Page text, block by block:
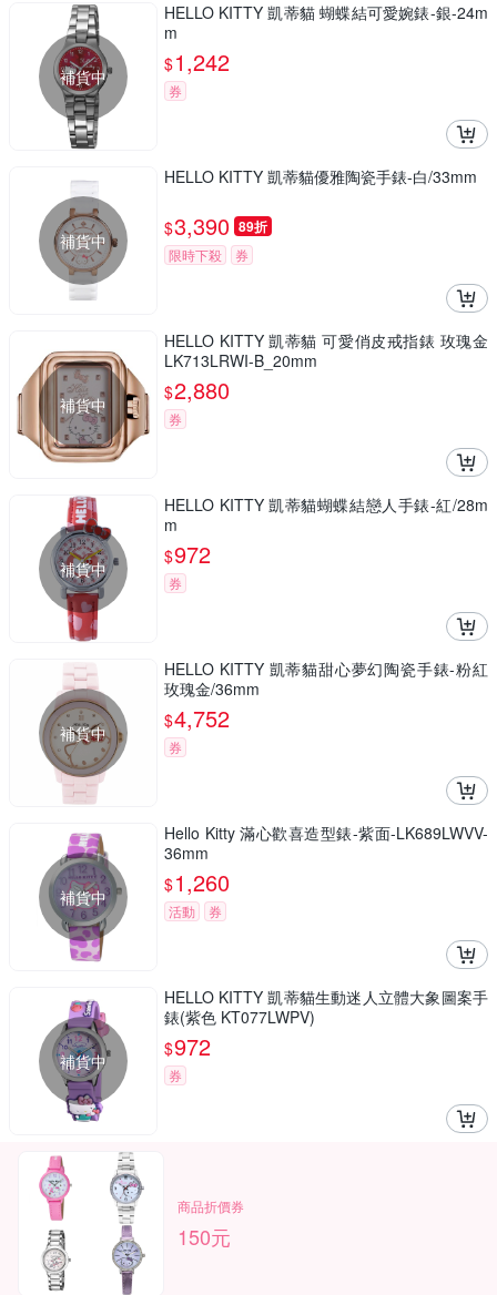
補貨中
HELLO KITTY 凱蒂貓 蝴蝶結可愛婉錶-銀-24m
m
$1,242
券
補貨中
HELLO KITTY 凱蒂貓優雅陶瓷手錶-白/33mm
$3,390 89折
限時下殺 券
補貨中
HELLO KITTY 凱蒂貓 可愛俏皮戒指錶 玫瑰金
LK713LRWI-B_20mm
$2,880
券
補貨中
HELLO KITTY 凱蒂貓蝴蝶結戀人手錶-紅/28m
m
$972
券
補貨中
HELLO KITTY 凱蒂貓甜心夢幻陶瓷手錶-粉紅
玫瑰金/36mm
$4,752
券
補貨中
Hello Kitty 滿心歡喜造型錶-紫面-LK689LWVV-
36mm
$1,260
活動 券
補貨中
HELLO KITTY 凱蒂貓生動迷人立體大象圖案手
錶(紫色 KT077LWPV)
$972
券
商品折價券
150元